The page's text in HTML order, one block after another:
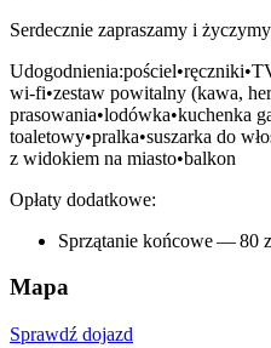
Serdecznie zapraszamy i
Udogodnienia:
wi-fi•zestaw powitalny (kawa,
prasowania•lodówka•kuchenka
toaletowy•pralka•suszarka do
z widokiem na miasto•balkon
Opłaty dodatkowe:
Sprzątanie końcowe — 80
Mapa
Sprawdź dojazd